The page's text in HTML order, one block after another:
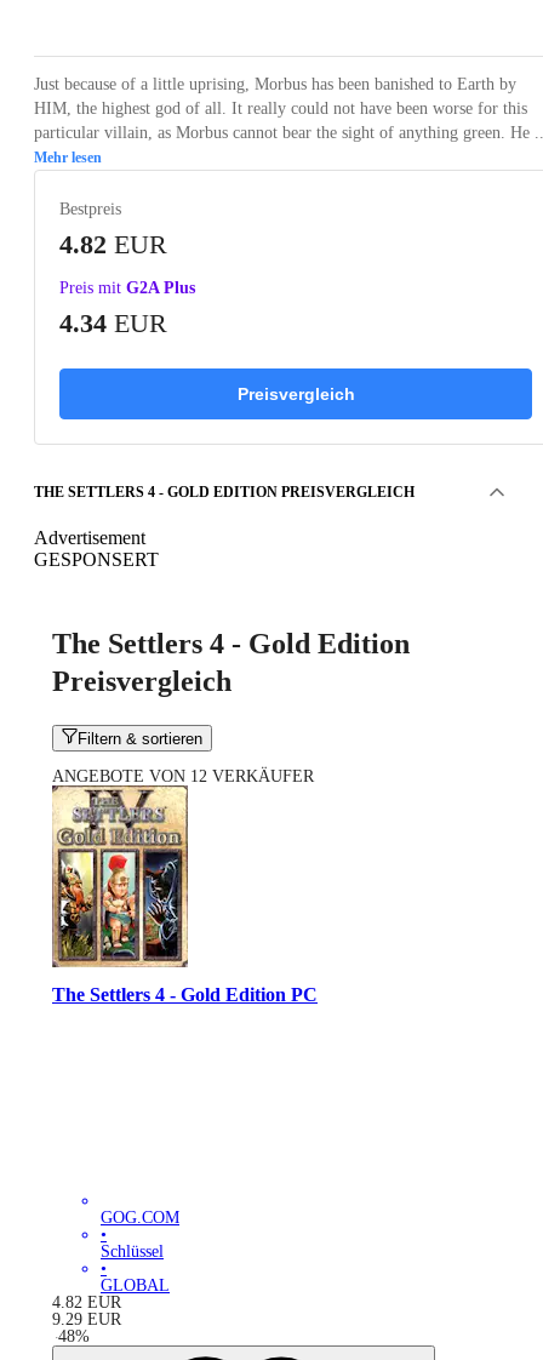
Just because of a little uprising, Morbus has been banished to Earth by
HIM, the highest god of all. It really could not have been worse for this
particular villain, as Morbus cannot bear the sight of anything green. He
Mehr lesen
Bestpreis
4.82 EUR
Preis mit G2A Plus
4.34 EUR
Preisvergleich
THE SETTLERS 4 - GOLD EDITION PREISVERGLEICH
Advertisement
GESPONSERT
The Settlers 4 - Gold Edition
Preisvergleich
Filtern & sortieren
ANGEBOTE VON 12 VERKÄUFER
The Settlers 4 - Gold Edition PC
GOG.COM
•
Schlüssel
•
GLOBAL
4.82 EUR
9.29 EUR
-48%